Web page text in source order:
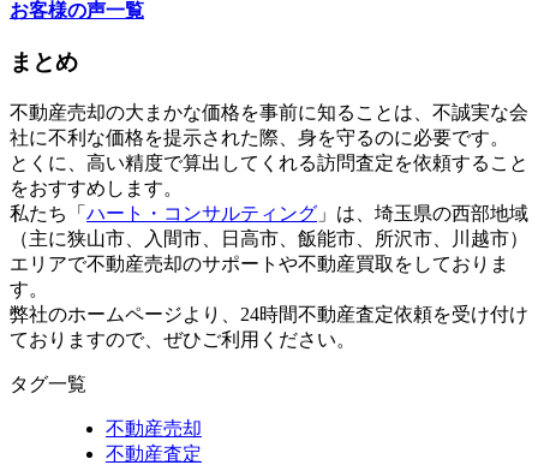
お客様の声一覧
まとめ
不動産売却の大まかな価格を事前に知ることは、不誠実な会
社に不利な価格を提示された際、身を守るのに必要です。
とくに、高い精度で算出してくれる訪問査定を依頼すること
をおすすめします。
私たち「 ハート・コンサルティング 」は、埼玉県の西部地域
（主に狭山市、入間市、日高市、飯能市、所沢市、川越市）
エリアで不動産売却のサポートや不動産買取をしておりま
す。
弊社のホームページより、24時間不動産査定依頼を受け付け
ておりますので、ぜひご利用ください。
タグ一覧
不動産売却
不動産査定